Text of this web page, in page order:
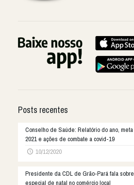
Posts recentes
Conselho de Saúde: Relatório do ano,
2021 e ações de combate a covid-19
10/12/2020
Presidente da CDL de Grão-Pará fala
especial de natal no comércio local